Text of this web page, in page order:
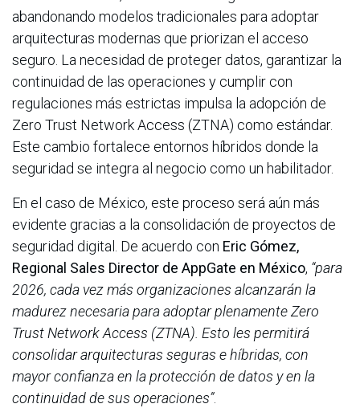
abandonando modelos tradicionales para adoptar
arquitecturas modernas que priorizan el acceso
seguro. La necesidad de proteger datos, garantizar la
continuidad de las operaciones y cumplir con
regulaciones más estrictas impulsa la adopción de
Zero Trust Network Access (ZTNA) como estándar.
Este cambio fortalece entornos híbridos donde la
seguridad se integra al negocio como un habilitador.
En el caso de México, este proceso será aún más
evidente gracias a la consolidación de proyectos de
seguridad digital. De acuerdo con Eric Gómez,
Regional Sales Director de AppGate en México, “para
2026, cada vez más organizaciones alcanzarán la
madurez necesaria para adoptar plenamente Zero
Trust Network Access (ZTNA). Esto les permitirá
consolidar arquitecturas seguras e híbridas, con
mayor confianza en la protección de datos y en la
continuidad de sus operaciones”.